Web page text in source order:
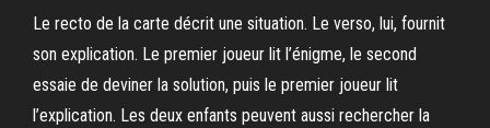
Le recto de la carte décrit une situation. Le verso, lui, fournit
son explication. Le premier joueur lit l’énigme, le second
essaie de deviner la solution, puis le premier joueur lit
l’explication. Les deux enfants peuvent aussi rechercher la